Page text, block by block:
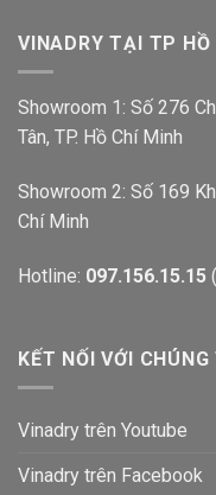
VINADRY TẠI TP HỒ
Showroom 1: Số 276
Tân, TP. Hồ Chí Minh
Showroom 2: Số 169
Chí Minh
Hotline: 097.156.15.15
KẾT NỐI VỚI CHÚNG
Vinadry trên Youtube
Vinadry trên Facebook